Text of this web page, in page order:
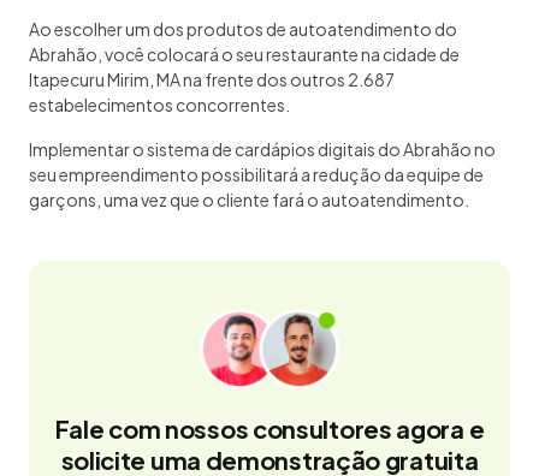
Ao escolher um dos produtos de autoatendimento do
Abrahão, você colocará o seu restaurante na cidade de
Itapecuru Mirim, MA na frente dos outros 2.687
estabelecimentos concorrentes.
Implementar o sistema de cardápios digitais do Abrahão no
seu empreendimento possibilitará a redução da equipe de
garçons, uma vez que o cliente fará o autoatendimento.
Fale com nossos consultores agora e
solicite uma demonstração gratuita